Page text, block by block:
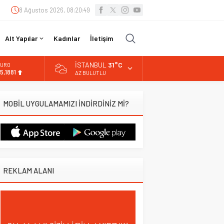
8 Ağustos 2026, 08:20:50
Alt Yapılar Kadınlar İletişim
13.779,39
DOLAR
İSTANBUL 31°C
AZ BULUTLU
MOBİL UYGULAMAMIZI İNDİRDİNİZ Mİ?
REKLAM ALANI